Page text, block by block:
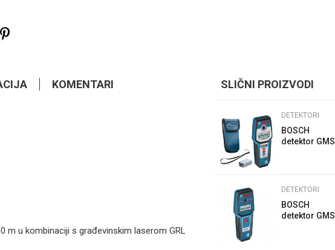
KOMENTARI
m u kombinaciji s građevinskim laserom GRL
SLIČNI PROIZVODI
DETEKTORI
BOSCH
detektor GMS
DETEKTORI
BOSCH
detektor GMS